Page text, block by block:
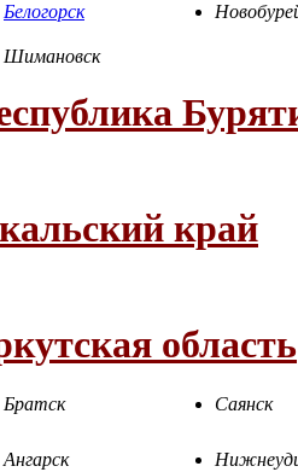
Белогорск
Шимановск
край
область
Братск Саянск
Ангарск